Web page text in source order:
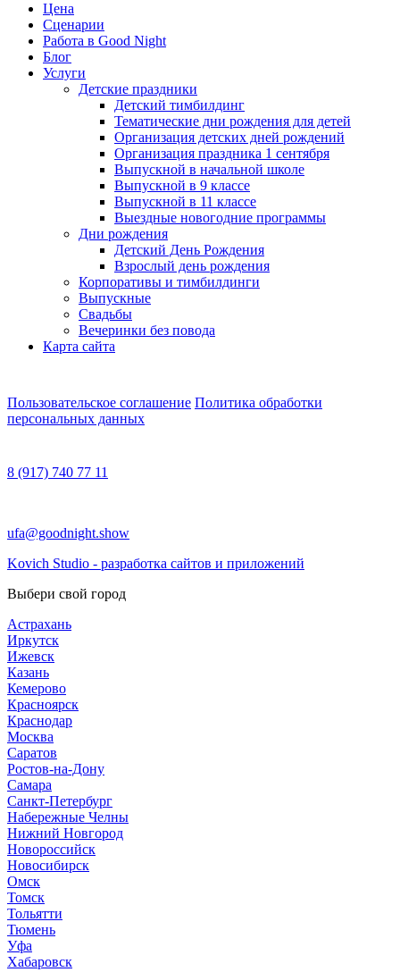
Цена
Сценарии
Работа в Good Night
Блог
Услуги
Детские праздники
Детский тимбилдинг
Тематические дни рождения для детей
Организация детских дней рождений
Организация праздника 1 сентября
Выпускной в начальной школе
Выпускной в 9 классе
Выпускной в 11 классе
Выездные новогодние программы
Дни рождения
Детский День Рождения
Взрослый день рождения
Корпоративы и тимбилдинги
Выпускные
Свадьбы
Вечеринки без повода
Карта сайта
Пользовательское соглашение Политика обработки
персональных данных
8 (917) 740 77 11
ufa@goodnight.show
Kovich Studio - разработка сайтов и приложений
Выбери свой город
Астрахань
Иркутск
Ижевск
Казань
Кемерово
Красноярск
Краснодар
Москва
Саратов
Ростов-на-Дону
Самара
Санкт-Петербург
Набережные Челны
Нижний Новгород
Новороссийск
Новосибирск
Омск
Томск
Тольятти
Тюмень
Уфа
Хабаровск